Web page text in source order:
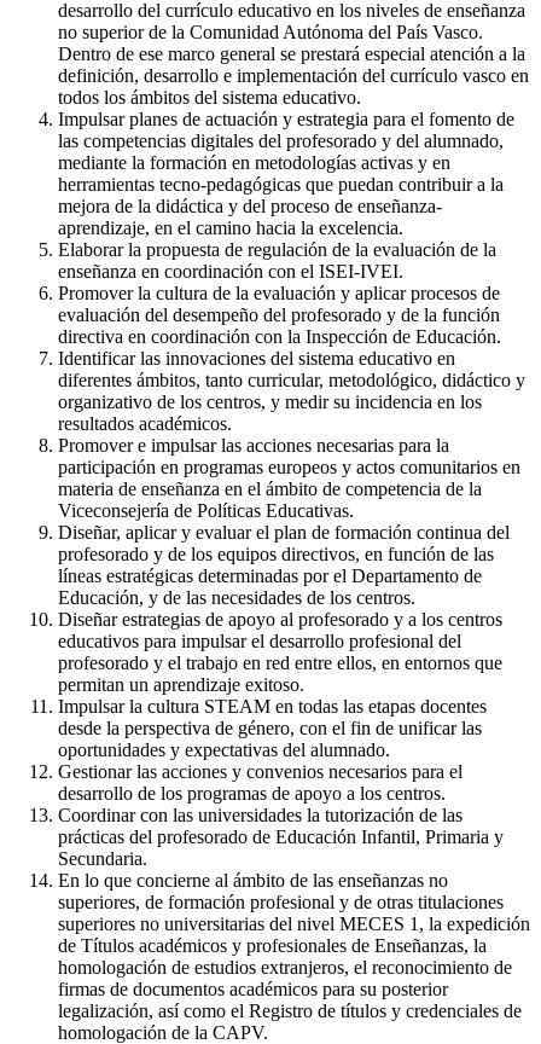
desarrollo del currículo educativo en los niveles de enseñanza
no superior de la Comunidad Autónoma del País Vasco.
Dentro de ese marco general se prestará especial atención a la
definición, desarrollo e implementación del currículo vasco en
todos los ámbitos del sistema educativo.
Impulsar planes de actuación y estrategia para el fomento de
las competencias digitales del profesorado y del alumnado,
mediante la formación en metodologías activas y en
herramientas tecno-pedagógicas que puedan contribuir a la
mejora de la didáctica y del proceso de enseñanza-
aprendizaje, en el camino hacia la excelencia.
Elaborar la propuesta de regulación de la evaluación de la
enseñanza en coordinación con el ISEI-IVEI.
Promover la cultura de la evaluación y aplicar procesos de
evaluación del desempeño del profesorado y de la función
directiva en coordinación con la Inspección de Educación.
Identificar las innovaciones del sistema educativo en
diferentes ámbitos, tanto curricular, metodológico, didáctico y
organizativo de los centros, y medir su incidencia en los
resultados académicos.
Promover e impulsar las acciones necesarias para la
participación en programas europeos y actos comunitarios en
materia de enseñanza en el ámbito de competencia de la
Viceconsejería de Políticas Educativas.
Diseñar, aplicar y evaluar el plan de formación continua del
profesorado y de los equipos directivos, en función de las
líneas estratégicas determinadas por el Departamento de
Educación, y de las necesidades de los centros.
Diseñar estrategias de apoyo al profesorado y a los centros
educativos para impulsar el desarrollo profesional del
profesorado y el trabajo en red entre ellos, en entornos que
permitan un aprendizaje exitoso.
Impulsar la cultura STEAM en todas las etapas docentes
desde la perspectiva de género, con el fin de unificar las
oportunidades y expectativas del alumnado.
Gestionar las acciones y convenios necesarios para el
desarrollo de los programas de apoyo a los centros.
Coordinar con las universidades la tutorización de las
prácticas del profesorado de Educación Infantil, Primaria y
Secundaria.
En lo que concierne al ámbito de las enseñanzas no
superiores, de formación profesional y de otras titulaciones
superiores no universitarias del nivel MECES 1, la expedición
de Títulos académicos y profesionales de Enseñanzas, la
homologación de estudios extranjeros, el reconocimiento de
firmas de documentos académicos para su posterior
legalización, así como el Registro de títulos y credenciales de
homologación de la CAPV.